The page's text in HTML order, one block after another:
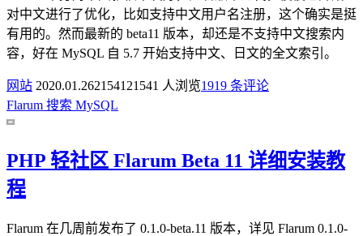
对中文进行了优化，比如支持中文用户名注册，这个确实是挺
有用的。然而最新的 beta11 版本，却还是不支持中文搜索内
容，好在 MySQL 自 5.7 开始支持中文、日文的全文索引。
网站 2020.01.2621541 21541 人浏览1919 条评论
Flarum 搜索 MySQL
PHP 轻社区 Flarum Beta 11 详细安装教
程
Flarum 在几周前发布了 0.1.0-beta.11 版本，详见 Flarum 0.1.0-